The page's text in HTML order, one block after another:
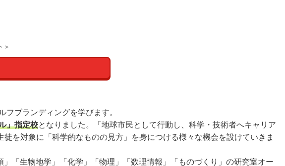
＞
ブランディングを学びます。
」指定校となりました。「地球市民として行動し、科学・技術者へキャリア
を対象に「科学的なものの見方」を身につける様々な機会を設けていきま
「生物地学」「化学」「物理」「数理情報」「ものづくり」の研究室オー